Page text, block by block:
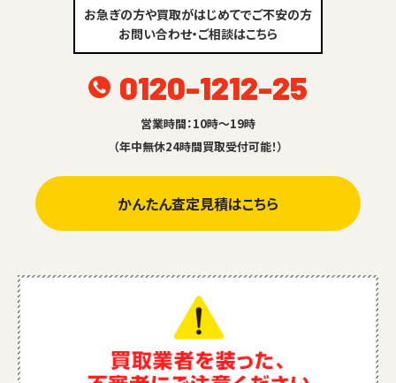
お急ぎの方や買取がはじめてでご不安の方
お問い合わせ・ご相談はこちら
0120-1212-25
営業時間：10時～19時
（年中無休24時間買取受付可能！）
かんたん査定見積はこちら